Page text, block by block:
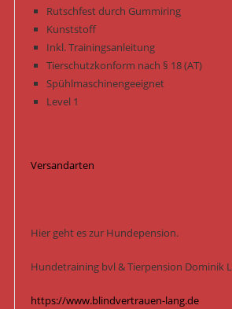
Rutschfest durch Gummiring
Kunststoff
Inkl. Trainingsanleitung
Tierschutzkonform nach § 18 (AT)
Spühlmaschinengeeignet
Level 1
Versandarten
Hier geht es zur Hundepension.
Hundetraining bvl & Tierpension Dominik
https://www.blindvertrauen-lang.de